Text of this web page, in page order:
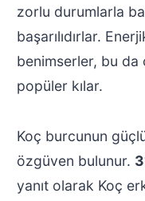
zorlu durumlarla
başarılıdırlar.
benimserler, bu da
popüler kılar.
Koç burcunun
özgüven bulunur.
yanıt olarak Koç